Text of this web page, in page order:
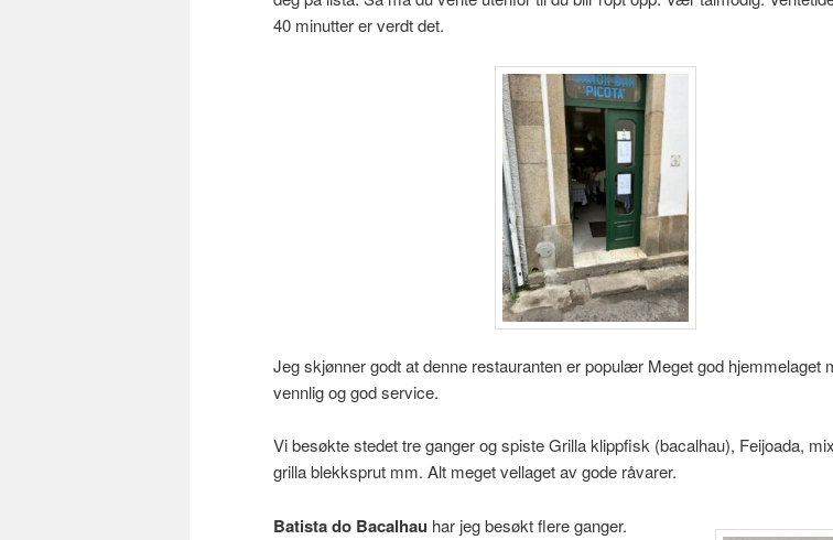
40 minutter er verdt det.
Jeg skjønner godt at denne restauranten er populær Meget god hjemmelaget
vennlig og god service.
Vi besøkte stedet tre ganger og spiste Grilla klippfisk (bacalhau), Feijoada,
grilla blekksprut mm. Alt meget vellaget av gode råvarer.
Batista do Bacalhau har jeg besøkt flere ganger.